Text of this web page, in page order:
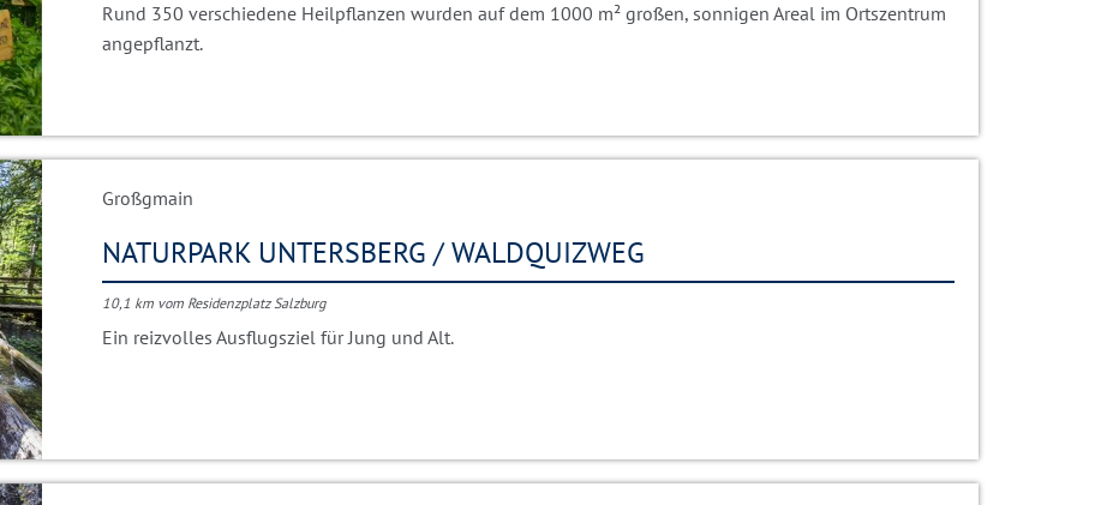
Rund 350 verschiedene Heilpflanzen wurden auf dem 1000 m² großen, sonnigen Areal im Ortszentrum
angepflanzt.
Großgmain
NATURPARK UNTERSBERG / WALDQUIZWEG
10,1 km vom Residenzplatz Salzburg
Ein reizvolles Ausflugsziel für Jung und Alt.